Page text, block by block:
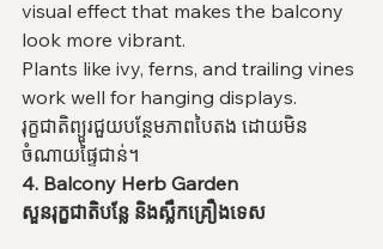
visual effect that makes the balcony
look more vibrant.
Plants like ivy, ferns, and trailing vines
work well for hanging displays.
រុក្ខជាតិព្យួរជួយបន្ថែមភាពបៃតង ដោយមិន
ចំណាយផ្ទៃជាន់។
4. Balcony Herb Garden
សួនរុក្ខជាតិបន្លែ និងស្លឹកគ្រឿងទេស